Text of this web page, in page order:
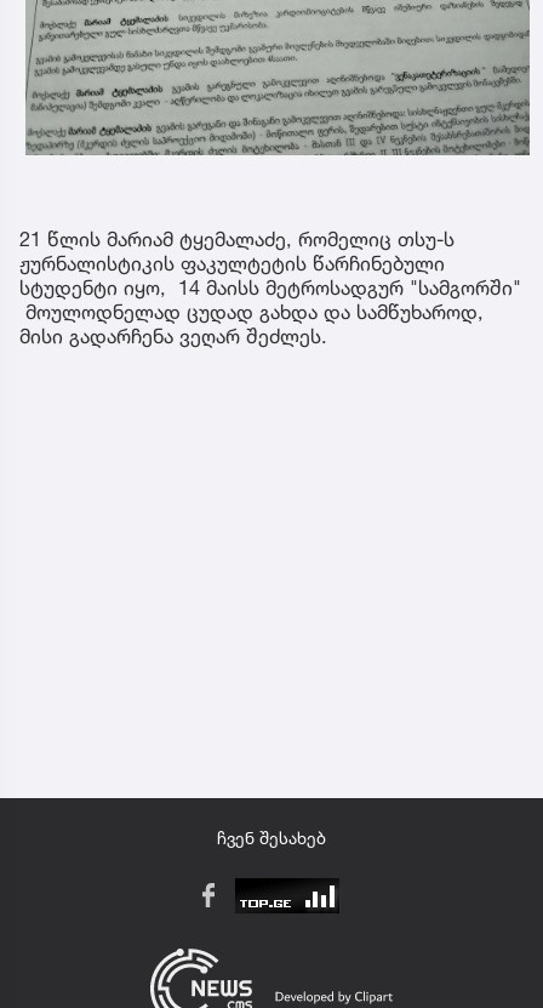
21 წლის მარიამ ტყემალაძე, რომელიც თსუ-ს
ჟურნალისტიკის ფაკულტეტის წარჩინებული
სტუდენტი იყო, 14 მაისს მეტროსადგურ "სამგორში"
მოულოდნელად ცუდად გახდა და სამწუხაროდ,
მისი გადარჩენა ვეღარ შეძლეს.
ჩვენ შესახებ